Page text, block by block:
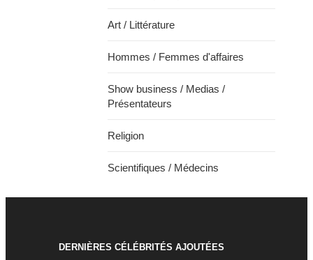
Art / Littérature
Hommes / Femmes d'affaires
Show business / Medias /
Présentateurs
Religion
Scientifiques / Médecins
DERNIÈRES CÉLÉBRITÉS AJOUTÉES